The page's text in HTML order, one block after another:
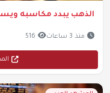
الذهب يبدد مكاسبه
منذ 3 ساعات 516